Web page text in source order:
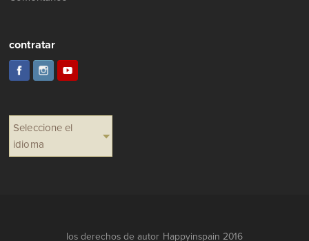
contratar
Seleccione el
idioma
los derechos de autor Happyinspain 2016